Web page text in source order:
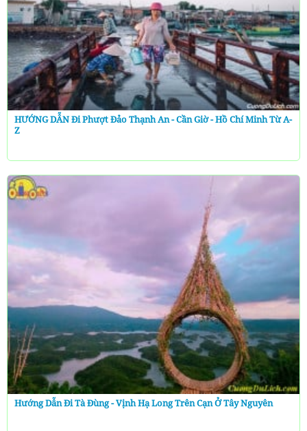
HƯỚNG DẪN Đi Phượt Đảo Thạnh An - Cần Giờ - Hồ Chí Minh Từ A-
Z
Hướng Dẫn Đi Tà Đùng - Vịnh Hạ Long Trên Cạn Ở Tây Nguyên